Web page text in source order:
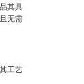
其具
无需
工艺